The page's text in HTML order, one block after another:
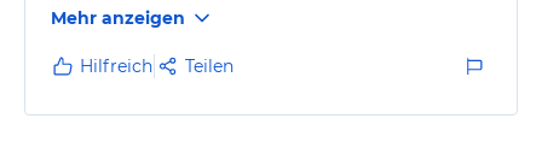
auch ein Highlight.
Mehr anzeigen
Hilfreich Teilen